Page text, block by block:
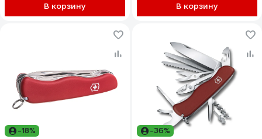
В корзину В корзину
-18% -36%